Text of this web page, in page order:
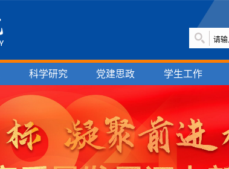
科学研究 党建思政 学生工作